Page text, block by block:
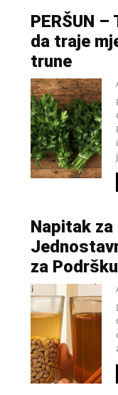
PERŠUN
da traje
trune
Napitak
za